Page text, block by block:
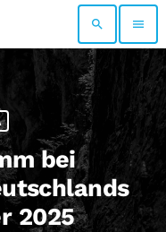
search menu
bei
2025